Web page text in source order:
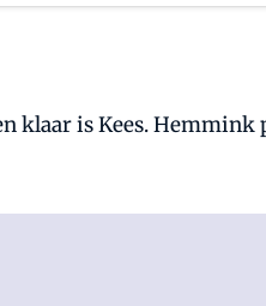
klaar is Kees.